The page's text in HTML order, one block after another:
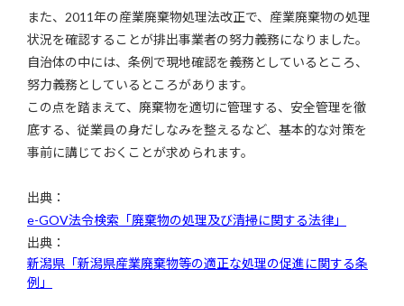
また、2011年の産業廃棄物処理法改正で、産業廃棄物の処理
状況を確認することが排出事業者の努力義務になりました。
自治体の中には、条例で現地確認を義務としているところ、
努力義務としているところがあります。
この点を踏まえて、廃棄物を適切に管理する、安全管理を徹
底する、従業員の身だしなみを整えるなど、基本的な対策を
事前に講じておくことが求められます。
出典：
e-GOV法令検索「廃棄物の処理及び清掃に関する法律」
出典：
新潟県「新潟県産業廃棄物等の適正な処理の促進に関する条
例」